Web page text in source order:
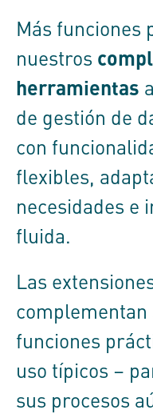
Más funciones
nuestros
herramientas
de gestión de
con
flexibles,
necesidades e
fluida.
Las
complementan
funciones
uso típicos –
sus procesos